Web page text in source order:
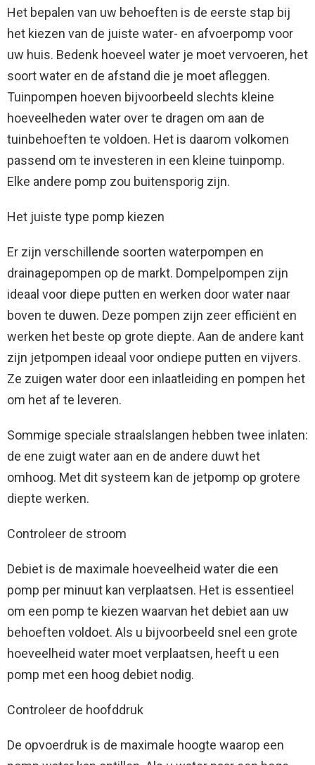
Het bepalen van uw behoeften is de eerste stap bij
het kiezen van de juiste water- en afvoerpomp voor
uw huis. Bedenk hoeveel water je moet vervoeren, het
soort water en de afstand die je moet afleggen.
Tuinpompen hoeven bijvoorbeeld slechts kleine
hoeveelheden water over te dragen om aan de
tuinbehoeften te voldoen. Het is daarom volkomen
passend om te investeren in een kleine tuinpomp.
Elke andere pomp zou buitensporig zijn.
Het juiste type pomp kiezen
Er zijn verschillende soorten waterpompen en
drainagepompen op de markt. Dompelpompen zijn
ideaal voor diepe putten en werken door water naar
boven te duwen. Deze pompen zijn zeer efficiënt en
werken het beste op grote diepte. Aan de andere kant
zijn jetpompen ideaal voor ondiepe putten en vijvers.
Ze zuigen water door een inlaatleiding en pompen het
om het af te leveren.
Sommige speciale straalslangen hebben twee inlaten:
de ene zuigt water aan en de andere duwt het
omhoog. Met dit systeem kan de jetpomp op grotere
diepte werken.
Controleer de stroom
Debiet is de maximale hoeveelheid water die een
pomp per minuut kan verplaatsen. Het is essentieel
om een ​​pomp te kiezen waarvan het debiet aan uw
behoeften voldoet. Als u bijvoorbeeld snel een grote
hoeveelheid water moet verplaatsen, heeft u een
pomp met een hoog debiet nodig.
Controleer de hoofddruk
De opvoerdruk is de maximale hoogte waarop een